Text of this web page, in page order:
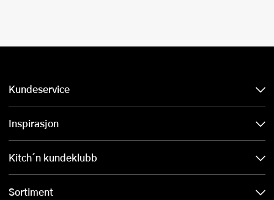
Kundeservice
Inspirasjon
Kitch´n kundeklubb
Sortiment